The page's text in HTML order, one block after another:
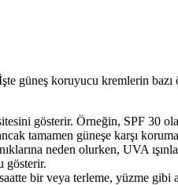
güneş koruyucu kremlerin
gösterir. Örneğin, SPF 30
tamamen güneşe karşı
neden olurken, UVA
gösterir.
bir veya terleme, yüzme gibi